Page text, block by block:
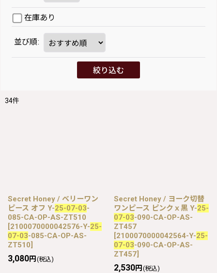
在庫あり
並び順:
絞り込む
34件
Secret Honey / ベリーワン
ピース オフ Y-25-07-03-
085-CA-OP-AS-ZT510
[2100070000042576-Y-25-
07-03-085-CA-OP-AS-
ZT510]
3,080円 (税込)
Secret Honey / ヨーク切替
ワンピース ピンクｘ黒 Y-25-
07-03-090-CA-OP-AS-
ZT457
[2100070000042564-Y-25-
07-03-090-CA-OP-AS-
ZT457]
2,530円 (税込)